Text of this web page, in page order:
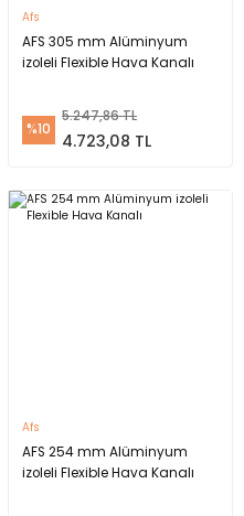
Afs
AFS 305 mm Alüminyum
izoleli Flexible Hava Kanalı
%10
5.247,86 TL
4.723,08 TL
Afs
AFS 254 mm Alüminyum
izoleli Flexible Hava Kanalı